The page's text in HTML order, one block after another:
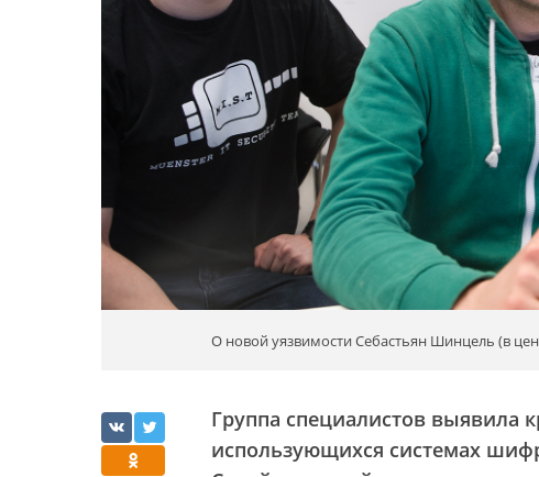
О новой уязвимости Себастьян Шинцель (в
Группа специалистов выявила
использующихся системах